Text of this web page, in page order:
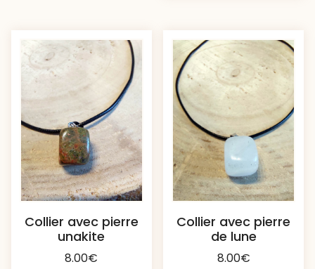
Collier avec pierre
unakite
8.00€
Collier avec pierre
de lune
8.00€